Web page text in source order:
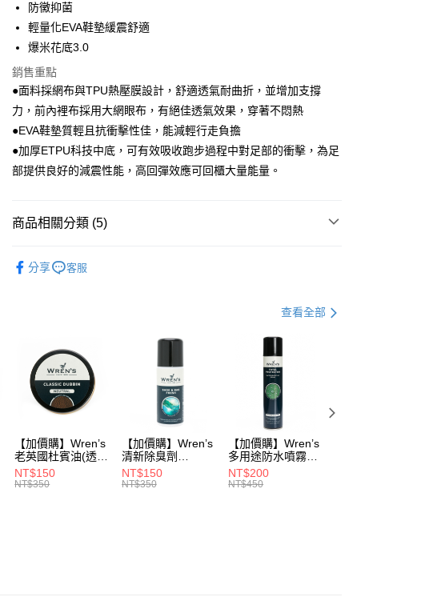
悠遊付
Google Pay
全盈+PAY
運送方式
防黴抑菌
輕量化EVA鞋墊緩震舒適
爆米花底3.0
銷售重點
●面料採網布與TPU熱壓膜設計，舒適透氣耐曲折，並增加支撐
力，前內裡布採用大網眼布，有絕佳透氣效果，穿著不悶熱
●EVA鞋墊質輕且抗衝擊性佳，能減輕行走負擔
●加厚ETPU科技中底，可有效吸收跑步過程中對足部的衝擊，為足
部提供良好的減震性能，高回彈效應可回櫃大量能量。
商品相關分類 (5)
▶ 機能款式 鞋款 ▶
分享 客服
查看全部
【加價購】Wren’s
老英國杜賓油(透明
289105440)
NT$150
NT$350
【加價購】Wren’s
清新除臭劑
(289105540)
NT$150
NT$350
【加價購】Wren’s
多用途防水噴霧
(289105640)
NT$200
NT$450